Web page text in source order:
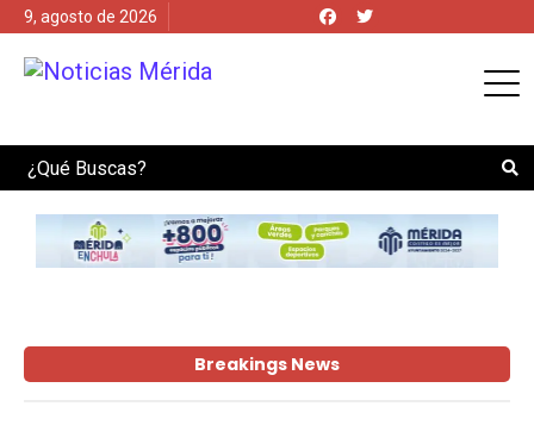
9, agosto de 2026
Search
Breakings News